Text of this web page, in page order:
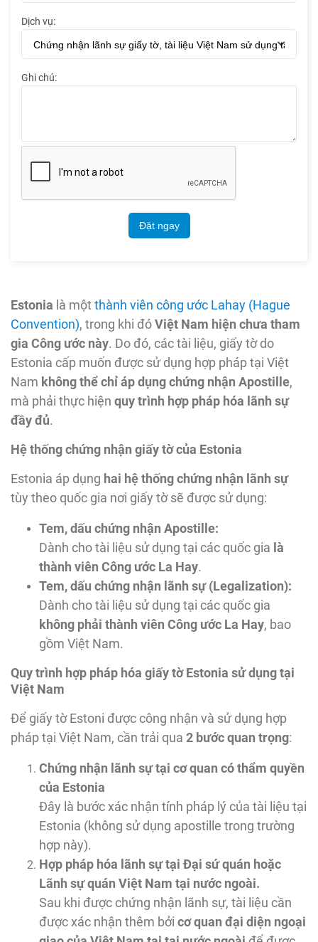
Dịch vụ:
Ghi chú:
Đặt ngay
Estonia là mộtthành viên công ước Lahay (Hague
Convention), trong khi đóViệt Nam hiện chưa tham
gia Công ước này. Do đó, các tài liệu, giấy tờ do
Estonia cấp muốn được sử dụng hợp pháp tại Việt
Nam không thể chỉ áp dụng chứng nhận Apostille,
mà phải thực hiện quy trình hợp pháp hóa lãnh sự
đầy đủ.
Hệ thống chứng nhận giấy tờ của Estonia
Estonia áp dụng hai hệ thống chứng nhận lãnh sự
tùy theo quốc gia nơi giấy tờ sẽ được sử dụng:
Tem, dấu chứng nhận Apostille:
Dành cho tài liệu sử dụng tại các quốc gia là
thành viên Công ước La Hay.
Tem, dấu chứng nhận lãnh sự (Legalization):
Dành cho tài liệu sử dụng tại các quốc gia
không phải thành viên Công ước La Hay, bao
gồm Việt Nam.
Quy trình hợp pháp hóa giấy tờ Estonia sử dụng tại
Việt Nam
Để giấy tờ Estoni được công nhận và sử dụng hợp
pháp tại Việt Nam, cần trải qua 2 bước quan trọng:
Chứng nhận lãnh sự tại cơ quan có thẩm quyền
của Estonia
Đây là bước xác nhận tính pháp lý của tài liệu tại
Estonia (không sử dụng apostille trong trường
hợp này).
Hợp pháp hóa lãnh sự tại Đại sứ quán hoặc
Lãnh sự quán Việt Nam tại nước ngoài.
Sau khi được chứng nhận lãnh sự, tài liệu cần
được xác nhận thêm bởi cơ quan đại diện ngoại